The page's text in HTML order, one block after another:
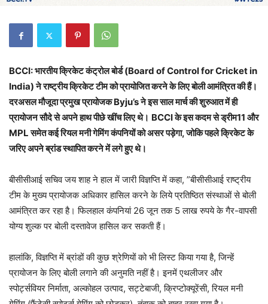
BCCI: भारतीय क्रिकेट कंट्रोल बोर्ड (Board of Control for Cricket in
India) ने राष्ट्रीय क्रिकेट टीम को प्रायोजित करने के लिए बोली आमंत्रित की हैं।
दरअसल मौजूदा प्रमुख प्रायोजक Byju’s ने इस साल मार्च की शुरुआत में ही
प्रायोजन सौदे से अपने हाथ पीछे खींच लिए थे। BCCI के इस कदम से ड्रीम11 और
MPL समेत कई रियल मनी गेमिंग कंपनियों को असर पड़ेगा, जोकि पहले क्रिकेट के
जरिए अपने ब्रांड स्थापित करने में लगे हुए थे।
बीसीसीआई सचिव जय शाह ने हाल में जारी विज्ञप्ति में कहा, ”बीसीसीआई राष्ट्रीय
टीम के मुख्य प्रायोजक अधिकार हासिल करने के लिये प्रतिष्ठित संस्थाओं से बोली
आमंत्रित कर रहा है। फिलहाल कंपनियां 26 जून तक 5 लाख रुपये के गैर-वापसी
योग्य शुल्क पर बोली दस्तावेज हासिल कर सकती हैं।
हालांकि, विज्ञप्ति में ब्रांडों की कुछ श्रेणियों को भी लिस्ट किया गया है, जिन्हें
प्रायोजन के लिए बोली लगाने की अनुमति नहीं है। इनमें एथलीजर और
स्पोर्ट्सवियर निर्माता, अल्कोहल उत्पाद, सट्टेबाजी, क्रिप्टोक्यूरेंसी, रियल मनी